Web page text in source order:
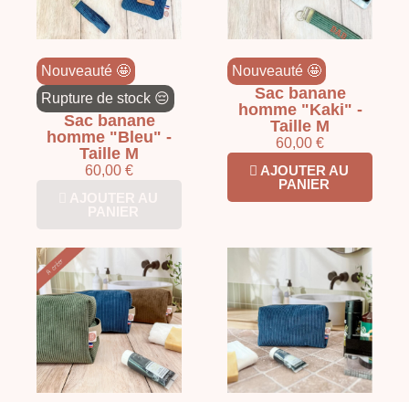
Nouveauté 🤩
Rupture de stock 😔
Sac banane
homme "Bleu" -
Taille M
60,00 €
Nouveauté 🤩
Sac banane
homme "Kaki" -
Taille M
60,00 €
AJOUTER AU
PANIER